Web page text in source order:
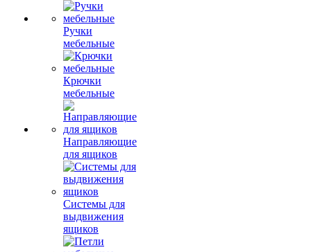
Ручки
мебельные
Крючки
мебельные
Направляющие
для ящиков
Системы для
выдвижения
ящиков